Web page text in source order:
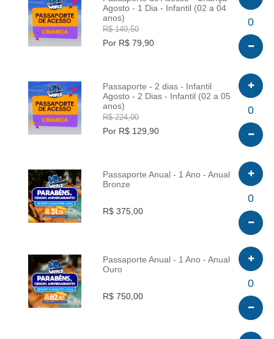
INFO
Agosto - 1 Dia - Infantil (02 a 04
anos)
R$ 149,50
Por R$ 79,90
0
INFO
Passaporte - 2 dias - Infantil
Agosto - 2 Dias - Infantil (02 a 05
anos)
R$ 224,00
Por R$ 129,90
0
INFO
Passaporte Anual - 1 Ano - Anual
Bronze
R$ 375,00
0
INFO
Passaporte Anual - 1 Ano - Anual
Ouro
R$ 750,00
0